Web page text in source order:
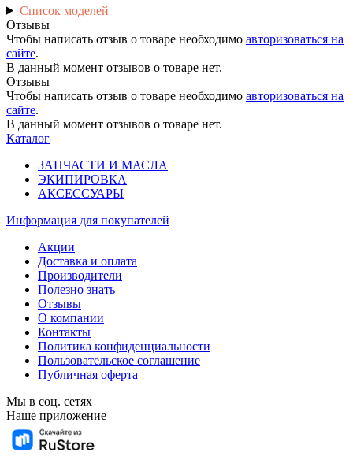
Список моделей
Отзывы
Чтобы написать отзыв о товаре необходимо авторизоваться на
сайте.
В данный момент отзывов о товаре нет.
Отзывы
Чтобы написать отзыв о товаре необходимо авторизоваться на
сайте.
В данный момент отзывов о товаре нет.
Каталог
ЗАПЧАСТИ И МАСЛА
ЭКИПИРОВКА
АКСЕССУАРЫ
Информация для покупателей
Акции
Доставка и оплата
Производители
Полезно знать
Отзывы
О компании
Контакты
Политика конфиденциальности
Пользовательское соглашение
Публичная оферта
Мы в соц. сетях
Наше приложение